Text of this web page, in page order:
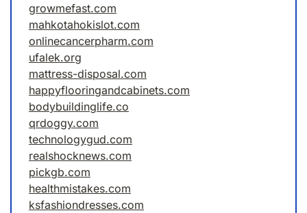
growmefast.com
mahkotahokislot.com
onlinecancerpharm.com
ufalek.org
mattress-disposal.com
happyflooringandcabinets.com
bodybuildinglife.co
qrdoggy.com
technologygud.com
realshocknews.com
pickgb.com
healthmistakes.com
ksfashiondresses.com